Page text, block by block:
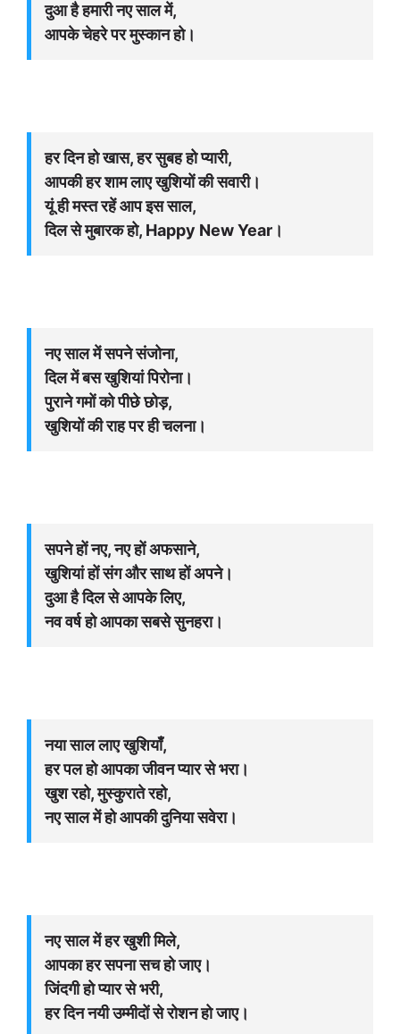
दुआ है हमारी नए साल में,
आपके चेहरे पर मुस्कान हो।
हर दिन हो खास, हर सुबह हो प्यारी,
आपकी हर शाम लाए खुशियों की सवारी।
यूं ही मस्त रहें आप इस साल,
दिल से मुबारक हो, Happy New Year।
नए साल में सपने संजोना,
दिल में बस खुशियां पिरोना।
पुराने गमों को पीछे छोड़,
खुशियों की राह पर ही चलना।
सपने हों नए, नए हों अफसाने,
खुशियां हों संग और साथ हों अपने।
दुआ है दिल से आपके लिए,
नव वर्ष हो आपका सबसे सुनहरा।
नया साल लाए खुशियाँ,
हर पल हो आपका जीवन प्यार से भरा।
खुश रहो, मुस्कुराते रहो,
नए साल में हो आपकी दुनिया सवेरा।
नए साल में हर खुशी मिले,
आपका हर सपना सच हो जाए।
जिंदगी हो प्यार से भरी,
हर दिन नयी उम्मीदों से रोशन हो जाए।